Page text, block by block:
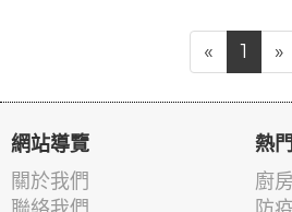
« 1 »
網站導覽
關於我們
熱
廚